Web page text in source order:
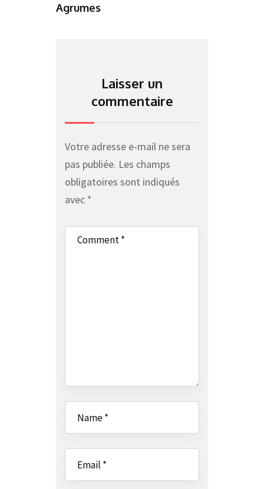
Agrumes
Laisser un
commentaire
Votre adresse e-mail ne sera
pas publiée. Les champs
obligatoires sont indiqués
avec *